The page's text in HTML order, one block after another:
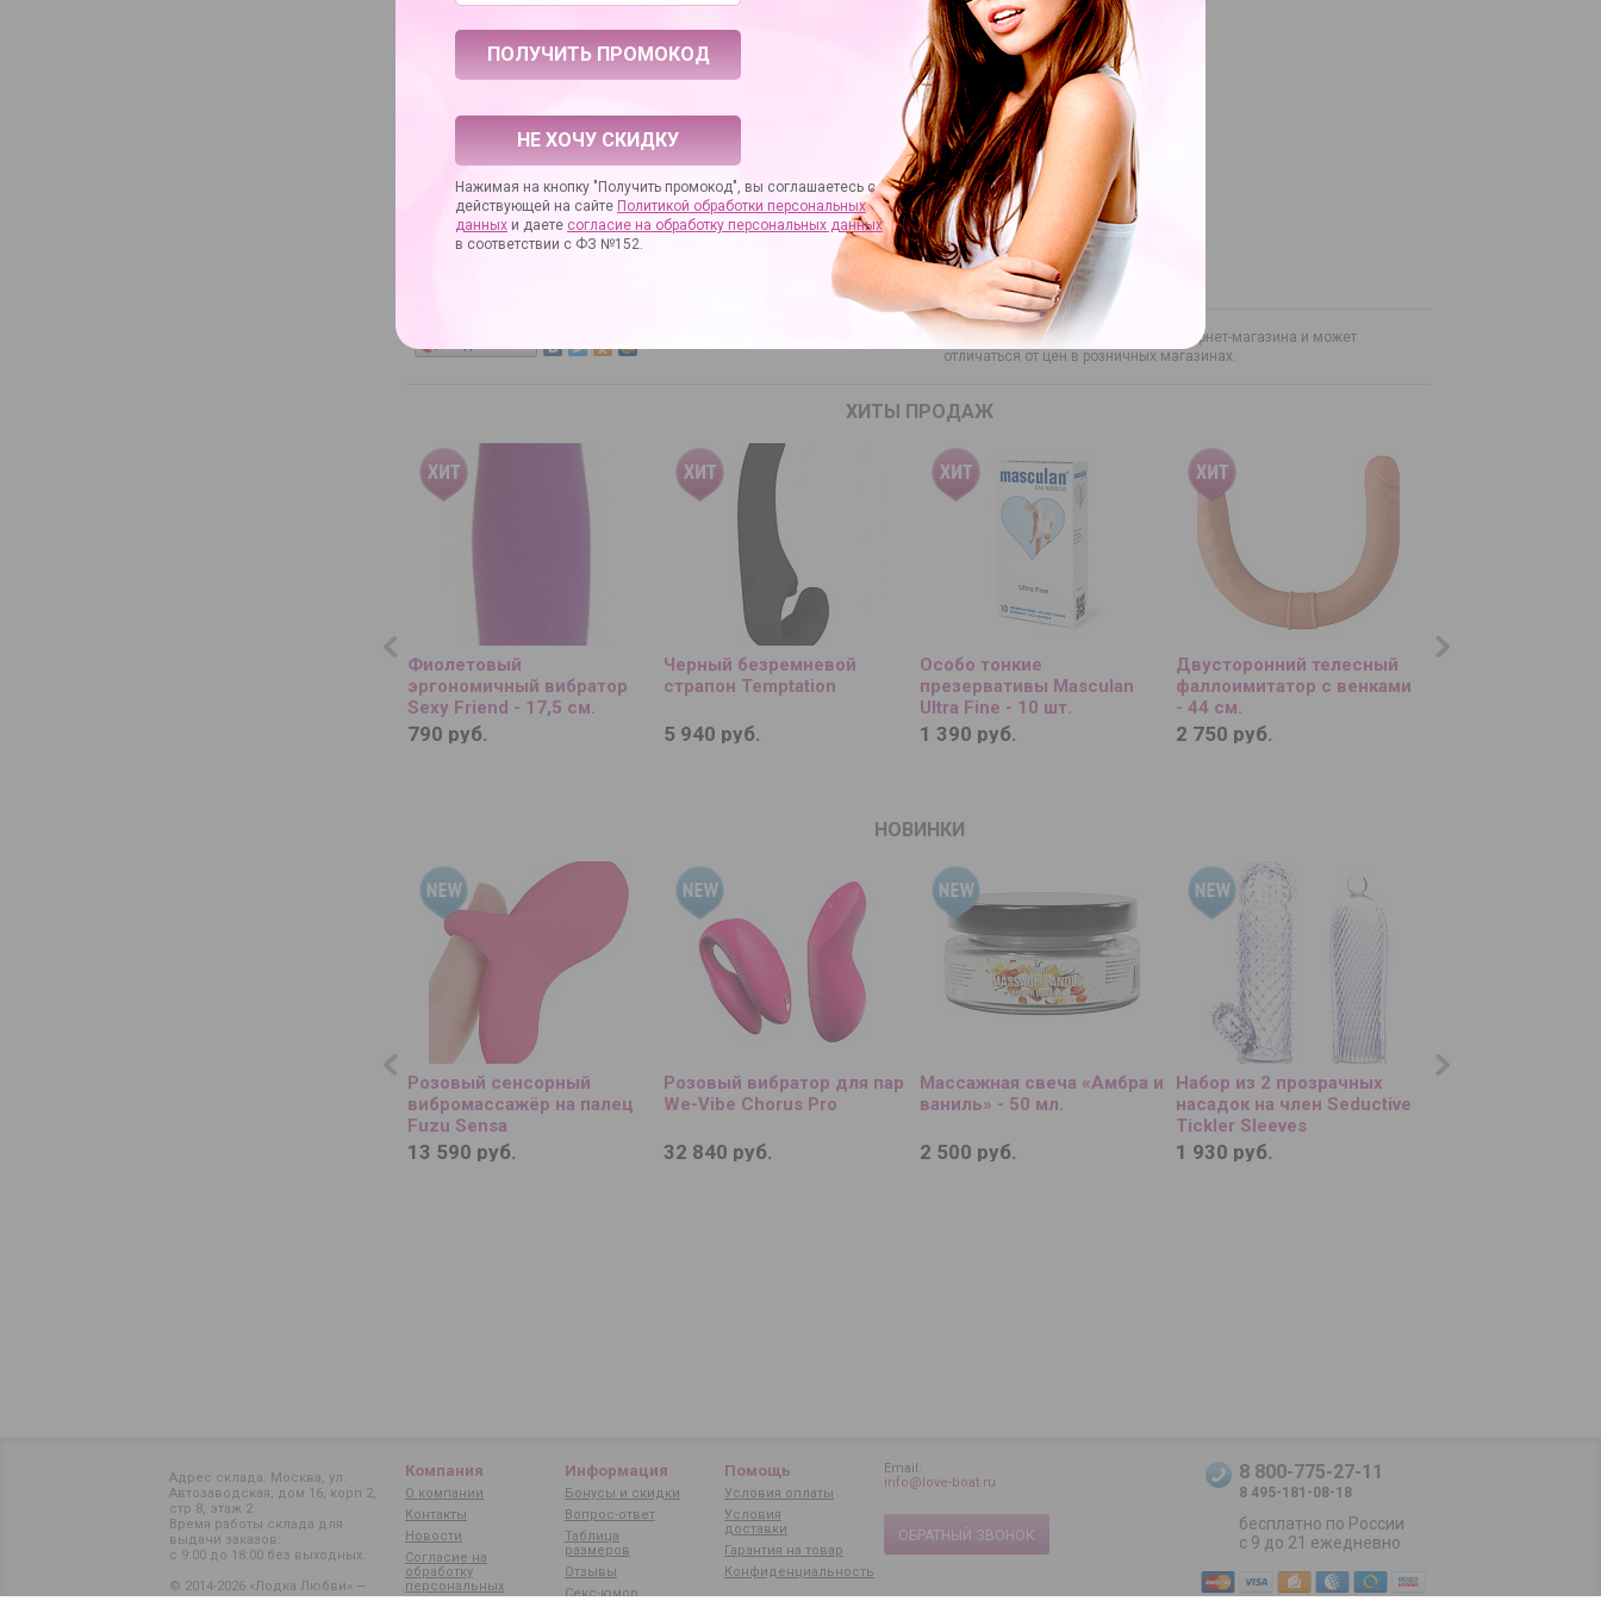
Артикул
Основное назначение
Дополнительное назначение
вагинальная стимуляция
Цена действительна только для интернет-магазина и может
отличаться от цен в розничных магазинах.
ХИТЫ ПРОДАЖ
Фиолетовый
эргономичный вибратор
Sexy Friend - 17,5 см.
790 руб.
Черный безремневой
страпон Temptation
5 940 руб.
Особо тонкие
презервативы Masculan
Ultra Fine - 10 шт.
1 390 руб.
Двусторонний телесный
фаллоимитатор с венками
- 44 см.
2 750 руб.
Мастурбатор-
НОВИНКИ
Розовый сенсорный
вибромассажёр на палец
Fuzu Sensa
13 590 руб.
Розовый вибратор для пар
We-Vibe Chorus Pro
32 840 руб.
Массажная свеча «Амбра и
ваниль» - 50 мл.
2 500 руб.
Набор из 2 прозрачных
насадок на член Seductive
Tickler Sleeves
1 930 руб.
Мастурбатор-
Адрес склада: Москва, ул.
Автозаводская, дом 16, корп 2,
стр 8, этаж 2
Время работы склада для
выдачи заказов:
с 9:00 до 18:00 без выходных.
© 2014-2026 «Лодка Любви» —
Компания
О компании
Контакты
Новости
Согласие на
обработку
персональных
Информация
Бонусы и скидки
Вопрос-ответ
Таблица
размеров
Отзывы
Секс-юмор
Помощь
Условия оплаты
Условия
доставки
Гарантия на товар
Конфиденциальность
Email:
info@love-boat.ru
ОБРАТНЫЙ ЗВОНОК
8 800-775-27-11
8 495-181-08-18
бесплатно по России
с 9 до 21 ежедневно
НЕ ХОЧУ СКИДКУ
Нажимая на кнопку "Получить промокод", вы соглашаетесь с
действующей на сайте Политикой обработки персональных
данных и даете согласие на обработку персональных данных
в соответствии с ФЗ №152.